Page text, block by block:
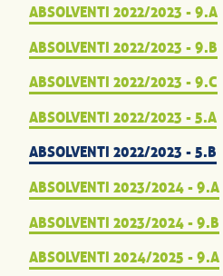
ABSOLVENTI 2022/2023 - 9.A
ABSOLVENTI 2022/2023 - 9.B
ABSOLVENTI 2022/2023 - 9.C
ABSOLVENTI 2022/2023 - 5.A
ABSOLVENTI 2022/2023 - 5.B
ABSOLVENTI 2023/2024 - 9.A
ABSOLVENTI 2023/2024 - 9.B
ABSOLVENTI 2024/2025 - 9.A